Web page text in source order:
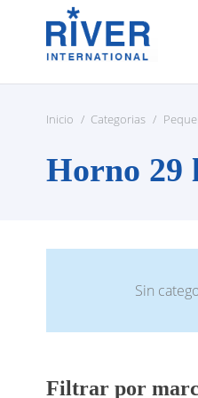
Inicio / Categorias /
Horno 29
Sin
Filtrar por